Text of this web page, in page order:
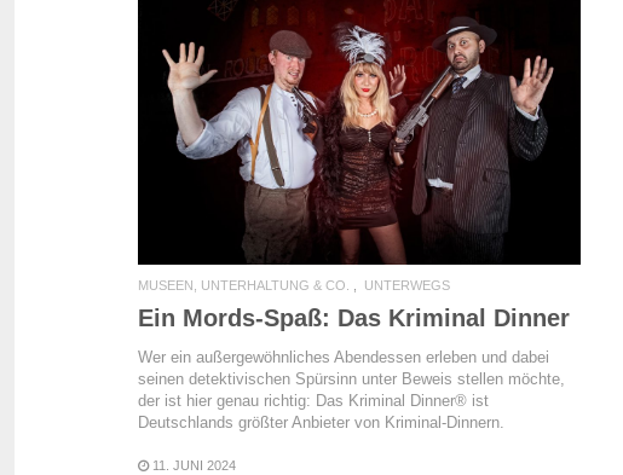
READ MORE
MUSEEN, UNTERHALTUNG & CO. UNTERWEGS
Ein Mords-Spaß: Das Kriminal Dinner
Wer ein außergewöhnliches Abendessen erleben und dabei
seinen detektivischen Spürsinn unter Beweis stellen möchte,
der ist hier genau richtig: Das Kriminal Dinner® ist
Deutschlands größter Anbieter von Kriminal-Dinnern.
11. JUNI 2024